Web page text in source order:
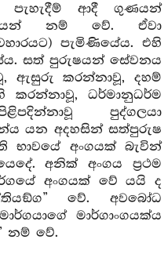
පැහැදීම් ආදී ගුණයන්
නම් වේ. ඒවා
පැමිණියේය. එහි
සත් පුරුෂයන් සේවනය
ඇසුරු කරන්නාවූ, දහම්
ධර්මානුධර්ම
පුද්ගලයා
යන අදහසින් සත්පුරුෂ
භාවයේ අංගයක් බැවින්
අනික් අංගය ප්‍රථම
අංගයක් වේ යයි ද
වේ. අවබෝධ
මාර්ගාංගයක්ය
නම් වේ.